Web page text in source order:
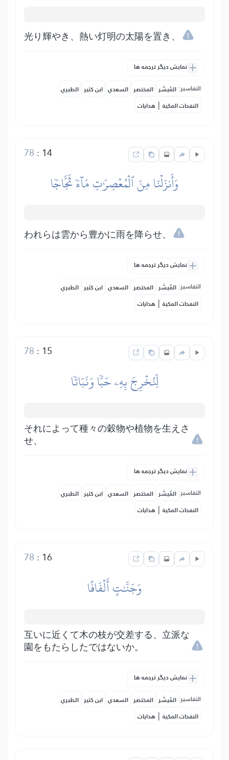
光り輝やき、熱い灯明の太陽を置き、
نمایش دیگر ترجمه ها
التفاسير: المُيسَّر المختصر السعدي ابن كثير الطبري
النفحات المكية | هدايات
14
:
78
وَأَنزَلۡنَا مِنَ ٱلۡمُعۡصِرَٰتِ مَآءٗ ثَجَّاجٗا
われらは雲から豊かに雨を降らせ、
نمایش دیگر ترجمه ها
التفاسير: المُيسَّر المختصر السعدي ابن كثير الطبري
النفحات المكية | هدايات
15
:
78
لِّنُخۡرِجَ بِهِۦ حَبّٗا وَنَبَاتٗا
それによって種々の穀物や植物を生えさ
せ、
نمایش دیگر ترجمه ها
التفاسير: المُيسَّر المختصر السعدي ابن كثير الطبري
النفحات المكية | هدايات
16
:
78
وَجَنَّٰتٍ أَلۡفَافًا
互いに近くて木の枝が交差する、立派な
園をもたらしたではないか。
نمایش دیگر ترجمه ها
التفاسير: المُيسَّر المختصر السعدي ابن كثير الطبري
النفحات المكية | هدايات